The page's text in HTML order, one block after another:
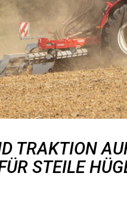
TRAKTION
STEILE